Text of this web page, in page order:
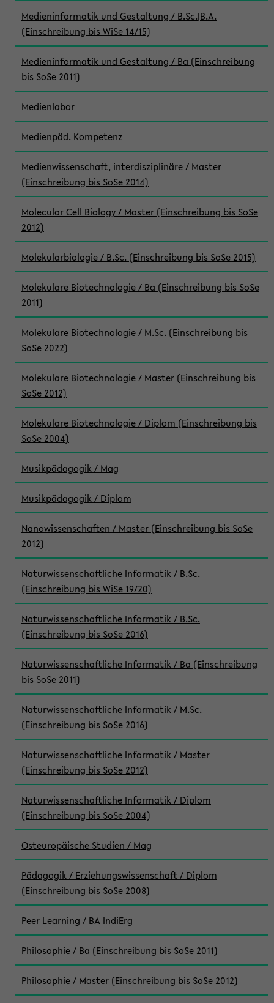
Medieninformatik und Gestaltung / B.Sc.|B.A.
(Einschreibung bis WiSe 14/15)
Medieninformatik und Gestaltung / Ba (Einschreibung
bis SoSe 2011)
Medienlabor
Medienpäd. Kompetenz
Medienwissenschaft, interdisziplinäre / Master
(Einschreibung bis SoSe 2014)
Molecular Cell Biology / Master (Einschreibung bis SoSe
2012)
Molekularbiologie / B.Sc. (Einschreibung bis SoSe 2015)
Molekulare Biotechnologie / Ba (Einschreibung bis SoSe
2011)
Molekulare Biotechnologie / M.Sc. (Einschreibung bis
SoSe 2022)
Molekulare Biotechnologie / Master (Einschreibung bis
SoSe 2012)
Molekulare Biotechnologie / Diplom (Einschreibung bis
SoSe 2004)
Musikpädagogik / Mag
Musikpädagogik / Diplom
Nanowissenschaften / Master (Einschreibung bis SoSe
2012)
Naturwissenschaftliche Informatik / B.Sc.
(Einschreibung bis WiSe 19/20)
Naturwissenschaftliche Informatik / B.Sc.
(Einschreibung bis SoSe 2016)
Naturwissenschaftliche Informatik / Ba (Einschreibung
bis SoSe 2011)
Naturwissenschaftliche Informatik / M.Sc.
(Einschreibung bis SoSe 2016)
Naturwissenschaftliche Informatik / Master
(Einschreibung bis SoSe 2012)
Naturwissenschaftliche Informatik / Diplom
(Einschreibung bis SoSe 2004)
Osteuropäische Studien / Mag
Pädagogik / Erziehungswissenschaft / Diplom
(Einschreibung bis SoSe 2008)
Peer Learning / BA IndiErg
Philosophie / Ba (Einschreibung bis SoSe 2011)
Philosophie / Master (Einschreibung bis SoSe 2012)